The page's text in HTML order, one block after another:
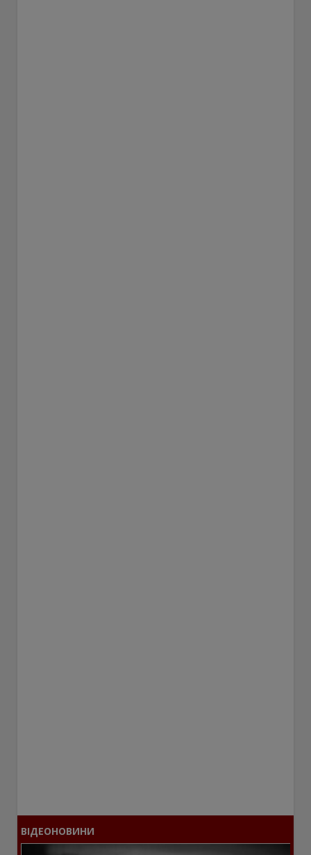
ВІДЕОНОВИНИ